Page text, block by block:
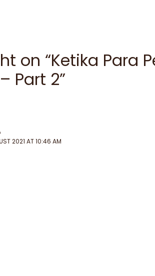
on “Ketika Para
Part 2”
2021 AT 10:46 AM